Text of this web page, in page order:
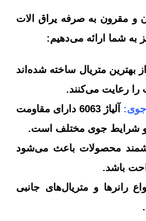
به صرفه یراق الات
ارائه می‌دهیم:
متریال ساخته شده‌اند
می‌کنند.
آلیاژ 6063 دارای مقاومت
جوی مختلف است.
باعث می‌شود
و متریال‌های جانبی